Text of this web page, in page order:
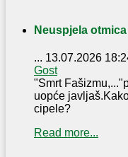
Neuspjela
... 13.07.2026
Gost
"Smrt
uopće
cipele?
Read more...